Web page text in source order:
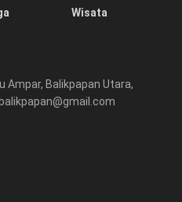
Wisata
Ampar, Balikpapan Utara,